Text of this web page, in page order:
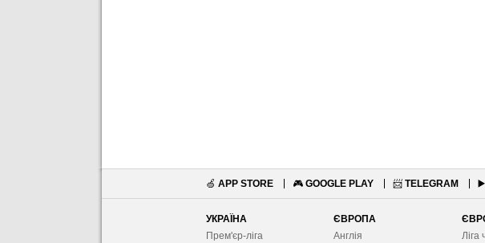
🍏 APP STORE 🎮 GOOGLE PLAY 📨 TELEGRAM ▶️
УКРАЇНА
Прем'єр-ліга
ЄВРОПА
Англія
Ліга